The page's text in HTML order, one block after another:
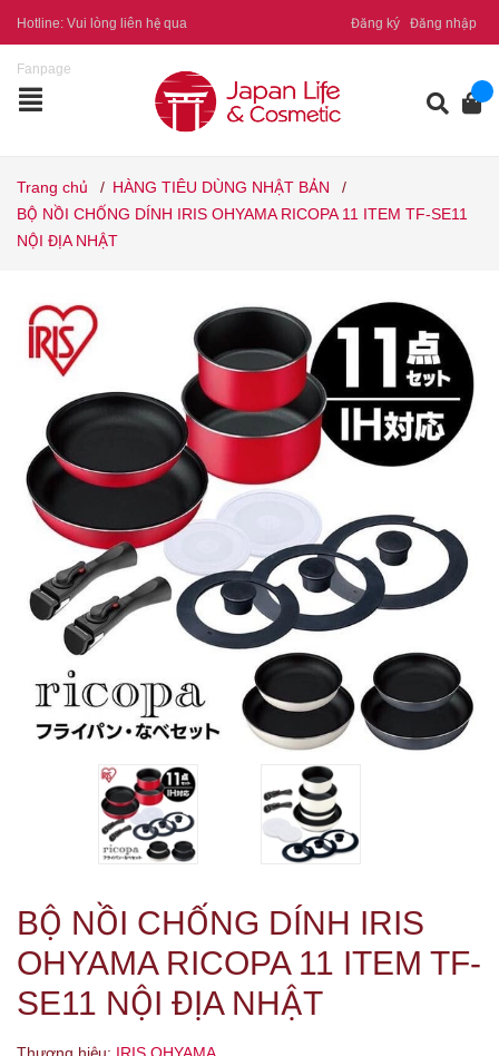
Hotline: Vui lòng liên hệ qua
Fanpage
Đăng ký Đăng nhập
Trang chủ / HÀNG TIÊU DÙNG NHẬT BẢN
/
BỘ NỒI CHỐNG DÍNH IRIS OHYAMA RICOPA 11 ITEM TF-SE11
NỘI ĐỊA NHẬT
BỘ NỒI CHỐNG DÍNH IRIS
OHYAMA RICOPA 11 ITEM TF-
SE11 NỘI ĐỊA NHẬT